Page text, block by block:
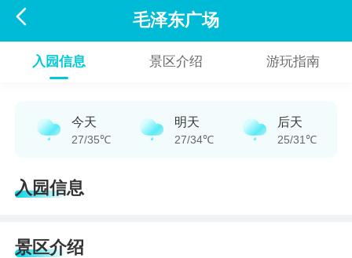
 毛泽东广场
入园信息 景区介绍 游玩指南
今天
27/35℃
明天
27/34℃
后天
25/31℃
入园信息
景区介绍